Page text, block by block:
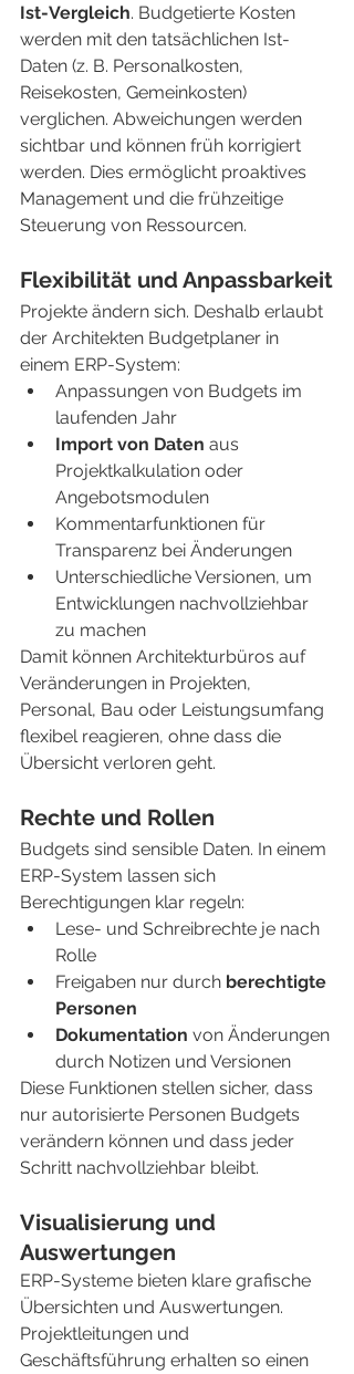
Ist-Vergleich. Budgetierte Kosten
werden mit den tatsächlichen Ist-
Daten (z. B. Personalkosten,
Reisekosten, Gemeinkosten)
verglichen. Abweichungen werden
sichtbar und können früh korrigiert
werden. Dies ermöglicht proaktives
Management und die frühzeitige
Steuerung von Ressourcen.
Flexibilität und Anpassbarkeit
Projekte ändern sich. Deshalb erlaubt
der Architekten Budgetplaner in
einem ERP-System:
Anpassungen von Budgets im
laufenden Jahr
Import von Daten aus
Projektkalkulation oder
Angebotsmodulen
Kommentarfunktionen für
Transparenz bei Änderungen
Unterschiedliche Versionen, um
Entwicklungen nachvollziehbar
zu machen
Damit können Architekturbüros auf
Veränderungen in Projekten,
Personal, Bau oder Leistungsumfang
flexibel reagieren, ohne dass die
Übersicht verloren geht.
Rechte und Rollen
Budgets sind sensible Daten. In einem
ERP-System lassen sich
Berechtigungen klar regeln:
Lese- und Schreibrechte je nach
Rolle
Freigaben nur durch berechtigte
Personen
Dokumentation von Änderungen
durch Notizen und Versionen
Diese Funktionen stellen sicher, dass
nur autorisierte Personen Budgets
verändern können und dass jeder
Schritt nachvollziehbar bleibt.
Visualisierung und
Auswertungen
ERP-Systeme bieten klare grafische
Übersichten und Auswertungen.
Projektleitungen und
Geschäftsführung erhalten so einen